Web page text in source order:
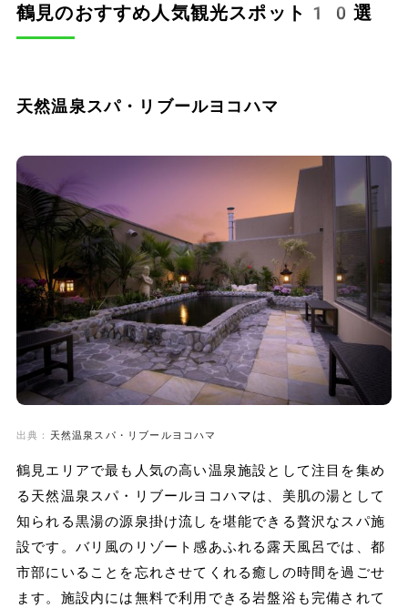
鶴見のおすすめ人気観光スポット10選
天然温泉スパ・リブールヨコハマ
出典： 天然温泉スパ・リブールヨコハマ
鶴見エリアで最も人気の高い温泉施設として注目を集め
る天然温泉スパ・リブールヨコハマは、美肌の湯として
知られる黒湯の源泉掛け流しを堪能できる贅沢なスパ施
設です。バリ風のリゾート感あふれる露天風呂では、都
市部にいることを忘れさせてくれる癒しの時間を過ごせ
ます。施設内には無料で利用できる岩盤浴も完備されて